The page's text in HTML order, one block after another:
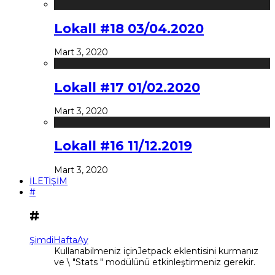
Lokall #18 03/04.2020
Mart 3, 2020
Lokall #17 01/02.2020
Mart 3, 2020
Lokall #16 11/12.2019
Mart 3, 2020
İLETİŞİM
#
#
ŞimdiHaftaAy
Kullanabilmeniz içinJetpack eklentisini kurmanız
ve \ "Stats " modülünü etkinleştirmeniz gerekir.